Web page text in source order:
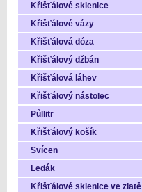
Křišťálové sklenice
Křišťálové vázy
Křišťálová dóza
Křišťálový džbán
Křišťálová láhev
Křišťálový nástolec
Půllitr
Křišťálový košík
Svícen
Ledák
Křišťálové sklenice ve zlatě